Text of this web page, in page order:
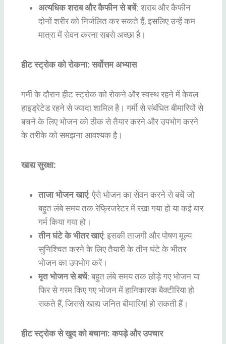
अत्यधिक शराब और कैफीन से बचें: शराब और कैफीन
दोनों शरीर को निर्जलित कर सकते हैं, इसलिए उन्हें कम
मात्रा में सेवन करना सबसे अच्छा है।
हीट स्ट्रोक को रोकना: सर्वोत्तम अभ्यास
गर्मी के दौरान हीट स्ट्रोक को रोकने और स्वस्थ रहने में केवल
हाइड्रेटेड रहने से ज्यादा शामिल है। गर्मी से संबंधित बीमारियों से
बचने के लिए भोजन को ठीक से तैयार करने और उपभोग करने
के तरीके को समझना आवश्यक है।
खाद्य सुरक्षा:
ताजा भोजन खाएं: ऐसे भोजन का सेवन करने से बचें जो
बहुत लंबे समय तक रेफ्रिजरेटर में रखा गया हो या कई बार
गर्म किया गया हो।
तीन घंटे के भीतर खाएं: इसकी ताजगी और पोषण मूल्य
सुनिश्चित करने के लिए तैयारी के तीन घंटे के भीतर
भोजन का उपभोग करें।
मृत भोजन से बचें: बहुत लंबे समय तक छोड़े गए भोजन या
फिर से गरम किए गए भोजन में हानिकारक बैक्टीरिया हो
सकते हैं, जिससे खाद्य जनित बीमारियां हो सकती हैं।
हीट स्ट्रोक से खुद को बचाना: कपड़े और उपचार